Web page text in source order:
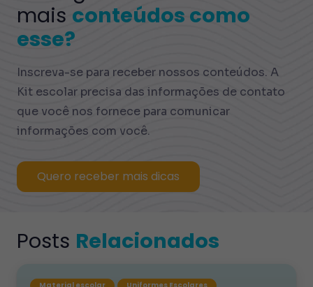
mais conteúdos como
esse?
Inscreva-se para receber nossos conteúdos. A
Kit escolar precisa das informações de contato
que você nos fornece para comunicar
informações com você.
Quero receber mais dicas
Posts Relacionados